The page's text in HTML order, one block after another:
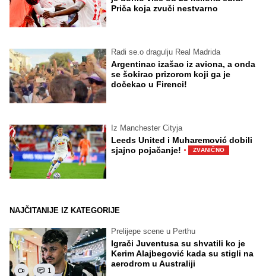
Priča koja zvuči nestvarno
Radi se.o dragulju Real Madrida
Argentinac izašao iz aviona, a onda
se šokirao prizorom koji ga je
dočekao u Firenci!
Iz Manchester Cityja
Leeds United i Muharemović dobili
sjajno pojačanje! · ZVANIČNO
NAJČITANIJE IZ KATEGORIJE
1
Prelijepe scene u Perthu
Igrači Juventusa su shvatili ko je
Kerim Alajbegović kada su stigli na
aerodrom u Australiji